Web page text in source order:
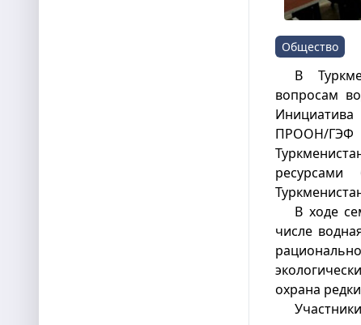
Общество
В
вопросам
ПРООН/ГЭФ
В ходе
числе
охрана